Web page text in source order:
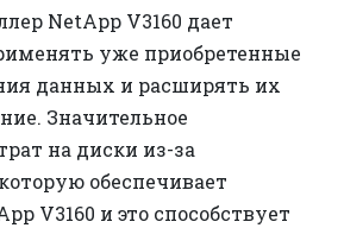
NetApp V3160 дает
уже приобретенные
данных и расширять их
Значительное
на диски из-за
обеспечивает
V3160 и это способствует